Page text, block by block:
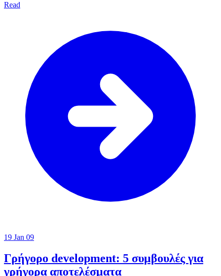
Read
19 Jan 09
Γρήγορο development: 5 συμβουλές για
γρήγορα αποτελέσματα